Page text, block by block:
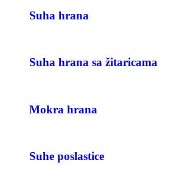
Suha hrana
Suha hrana sa žitaricama
Mokra hrana
Suhe poslastice